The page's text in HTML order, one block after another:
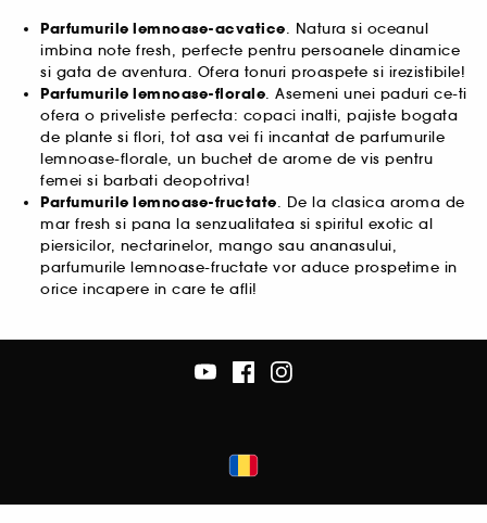
Parfumurile lemnoase-acvatice. Natura si oceanul
imbina note fresh, perfecte pentru persoanele dinamice
si gata de aventura. Ofera tonuri proaspete si irezistibile!
Parfumurile lemnoase-florale. Asemeni unei paduri ce-ti
ofera o priveliste perfecta: copaci inalti, pajiste bogata
de plante si flori, tot asa vei fi incantat de parfumurile
lemnoase-florale, un buchet de arome de vis pentru
femei si barbati deopotriva!
Parfumurile lemnoase-fructate. De la clasica aroma de
mar fresh si pana la senzualitatea si spiritul exotic al
piersicilor, nectarinelor, mango sau ananasului,
parfumurile lemnoase-fructate vor aduce prospetime in
orice incapere in care te afli!